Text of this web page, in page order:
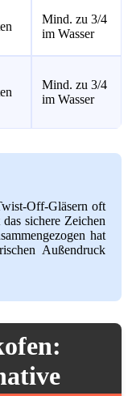
Mind. zu 3/4
im Wasser
Mind. zu 3/4
im Wasser
Off-Gläsern oft
sichere Zeichen
hat
Außendruck